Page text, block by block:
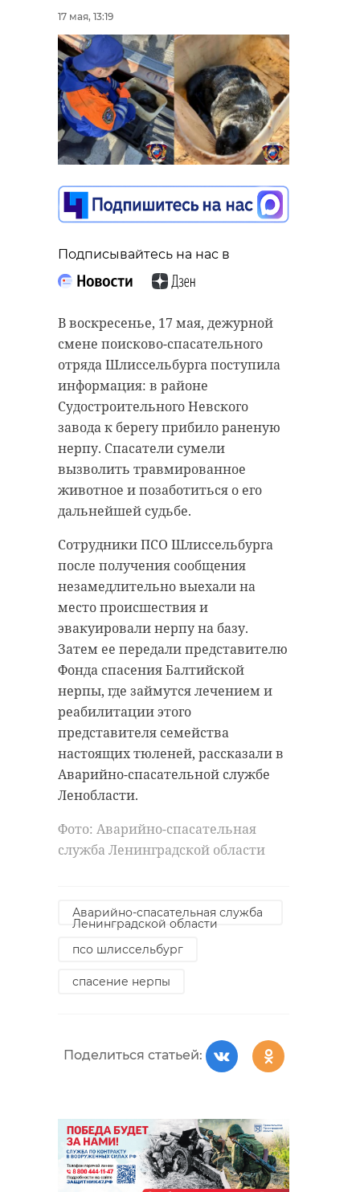
17 мая, 13:19
Подписывайтесь на нас в
В воскресенье, 17 мая, дежурной
смене поисково-спасательного
отряда Шлиссельбурга поступила
информация: в районе
Судостроительного Невского
завода к берегу прибило раненую
нерпу. Спасатели сумели
вызволить травмированное
животное и позаботиться о его
дальнейшей судьбе.
Сотрудники ПСО Шлиссельбурга
после получения сообщения
незамедлительно выехали на
место происшествия и
эвакуировали нерпу на базу.
Затем ее передали представителю
Фонда спасения Балтийской
нерпы, где займутся лечением и
реабилитации этого
представителя семейства
настоящих тюленей, рассказали в
Аварийно-спасательной службе
Ленобласти.
Фото: Аварийно-спасательная
служба Ленинградской области
Аварийно-спасательная служба
Ленинградской области
псо шлиссельбург
спасение нерпы
Поделиться статьей: